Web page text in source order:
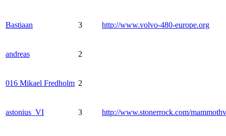
Bastiaan 3 http://www.volvo-480-europe.org
andreas 2
016 Mikael Fredholm 2
astonius_VI 3 http://www.stonerrock.com/